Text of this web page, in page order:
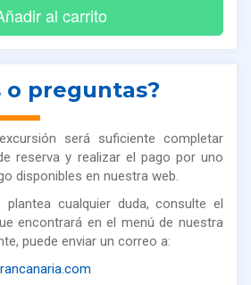
o preguntas?
será suficiente completar
reserva y realizar el pago por uno
disponibles en nuestra web.
plantea cualquier duda, consulte el
encontrará en el menú de nuestra
puede enviar un correo a: